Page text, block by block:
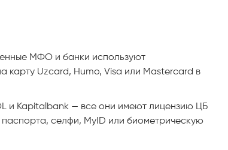
МФО и банки используют
карту Uzcard, Humo, Visa или Mastercard в
и Kapitalbank — все они имеют лицензию ЦБ
селфи, MyID или биометрическую